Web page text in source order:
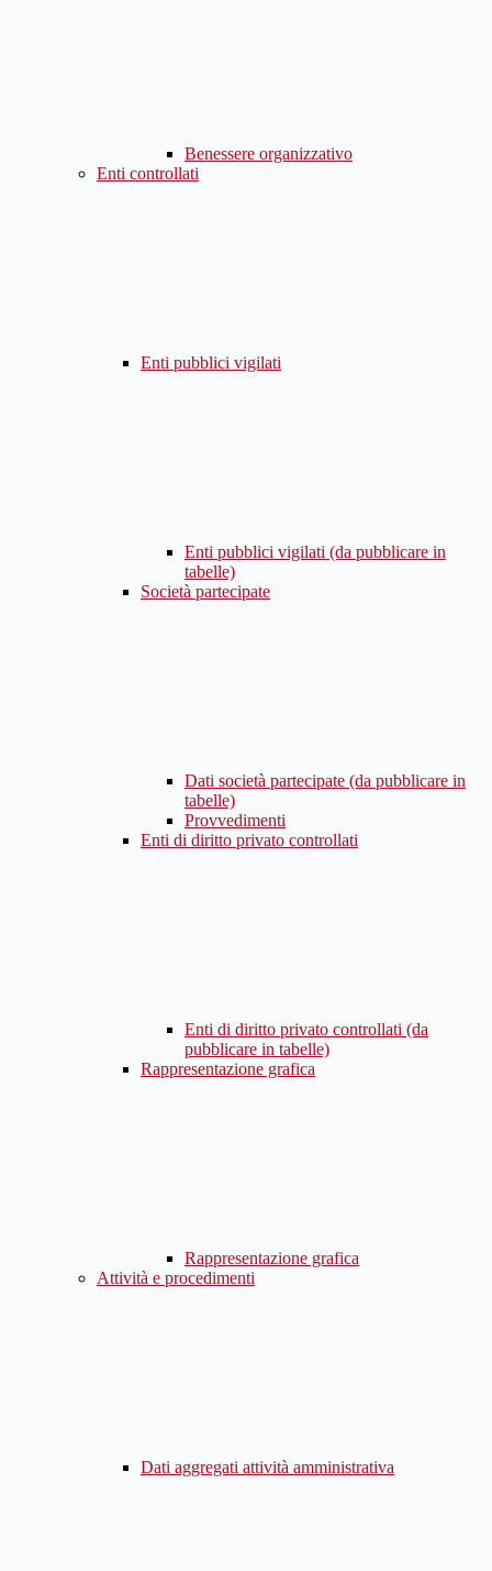
Benessere organizzativo
Enti controllati
Enti pubblici vigilati
Enti pubblici vigilati (da pubblicare in
tabelle)
Società partecipate
Dati società partecipate (da pubblicare in
tabelle)
Provvedimenti
Enti di diritto privato controllati
Enti di diritto privato controllati (da
pubblicare in tabelle)
Rappresentazione grafica
Rappresentazione grafica
Attività e procedimenti
Dati aggregati attività amministrativa